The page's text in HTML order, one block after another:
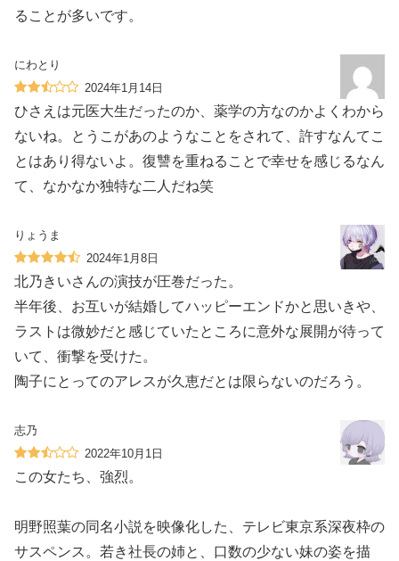
ることが多いです。
にわとり
2024年1月14日
ひさえは元医大生だったのか、薬学の方なのかよくわから
ないね。とうこがあのようなことをされて、許すなんてこ
とはあり得ないよ。復讐を重ねることで幸せを感じるなん
て、なかなか独特な二人だね笑
りょうま
2024年1月8日
北乃きいさんの演技が圧巻だった。
半年後、お互いが結婚してハッピーエンドかと思いきや、
ラストは微妙だと感じていたところに意外な展開が待って
いて、衝撃を受けた。
陶子にとってのアレスが久恵だとは限らないのだろう。
志乃
2022年10月1日
この女たち、強烈。
明野照葉の同名小説を映像化した、テレビ東京系深夜枠の
サスペンス。若き社長の姉と、口数の少ない妹の姿を描